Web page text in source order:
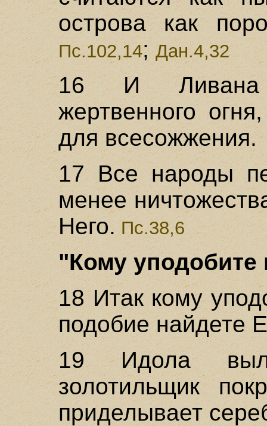
острова как
Пс.102,14;Дан.4,32
16 И Ливана
жертвенного
для всесожжения.
17 Все народы
менее
Него. Пс.38,6
"Кому уподобите
18 Итак кому
подобие найдете
19 Идола
золотильщик
приделывает